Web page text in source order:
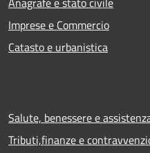
Imprese e Commercio
Catasto e urbanistica
Salute, benessere e
Tributi,finanze e